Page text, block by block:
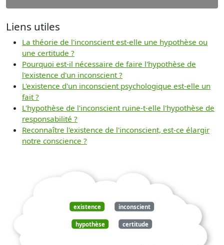
Liens utiles
La théorie de l'inconscient est-elle une hypothèse ou
une certitude ?
Pourquoi est-il nécessaire de faire l'hypothèse de
l'existence d'un inconscient ?
L'existence d'un inconscient psychologique est-elle un
fait ?
L'hypothèse de l'inconscient ruine-t-elle l'hypothèse de
responsabilité ?
Reconnaître l'existence de l'inconscient, est-ce élargir
notre conscience ?
existence inconscient
hypothèse certitude